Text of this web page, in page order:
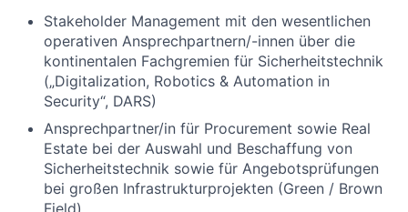
Stakeholder Management mit den wesentlichen
operativen Ansprechpartnern/-innen über die
kontinentalen Fachgremien für Sicherheitstechnik
(„Digitalization, Robotics & Automation in
Security“, DARS)
Ansprechpartner/in für Procurement sowie Real
Estate bei der Auswahl und Beschaffung von
Sicherheitstechnik sowie für Angebotsprüfungen
bei großen Infrastrukturprojekten (Green / Brown
Field)